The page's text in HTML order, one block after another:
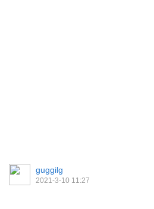
guggilg
2021-3-10 11:27